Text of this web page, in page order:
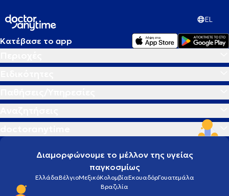
EL
Κατέβασε το app
Διαμορφώνουμε το μέλλον της υγείας
παγκοσμίως
ΕλλάδαΒέλγιοΜεξικόΚολομβίαΕκουαδόρΓουατεμάλα
Βραζιλία